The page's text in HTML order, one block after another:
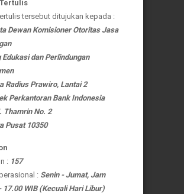
tersebut ditujukan kepada :
Dewan Komisioner Otoritas Jasa
Edukasi dan Perlindungan
Radius Prawiro, Lantai 2
Perkantoran Bank Indonesia
Thamrin No. 2
Pusat 10350
: 157
: Senin - Jumat, Jam
17.00 WIB (Kecuali Hari Libur)